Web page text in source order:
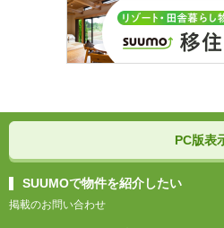
PC版表
SUUMOで物件を紹介したい
掲載のお問い合わせ